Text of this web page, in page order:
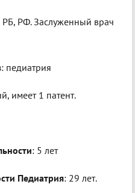
РФ. Заслуженный врач
: педиатрия
имеет 1 патент.
: 5 лет
Педиатрия: 29 лет.